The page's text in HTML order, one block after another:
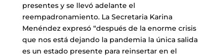
presentes y se llevó adelante el
reempadronamiento. La Secretaria Karina
Menéndez expresó “después de la enorme crisis
que nos está dejando la pandemia la única salida
es un estado presente para reinsertar en el